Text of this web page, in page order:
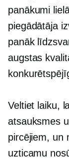
panākumi
piegādātāja
panāk
augstas
Veltiet laiku,
atsauksmes
pircējiem, un
uzticamu